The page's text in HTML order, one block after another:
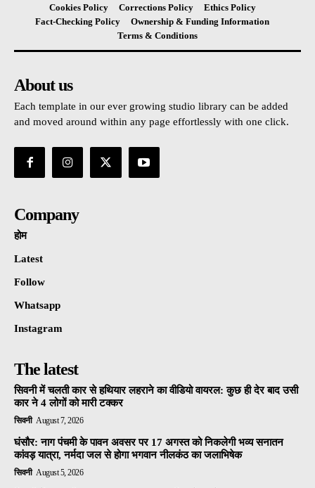
Cookies Policy
Corrections Policy
Ethics Policy
Fact-Checking Policy
Ownership & Funding Information
Terms & Conditions
About us
Each template in our ever growing studio library can be added
and moved around within any page effortlessly with one click.
Company
होम
Latest
Follow
Whatsapp
Instagram
The latest
सिवनी में चलती कार से हथियार लहराने का वीडियो वायरल: कुछ ही देर बाद उसी
कार ने 4 लोगों को मारी टक्कर
सिवनी August 7, 2026
घंसौर: नाग पंचमी के पावन अवसर पर 17 अगस्त को निकलेगी भव्य सनातन
कांवड़ यात्रा, नर्मदा जल से होगा भगवान नीलकंठ का जलाभिषेक
सिवनी August 5, 2026